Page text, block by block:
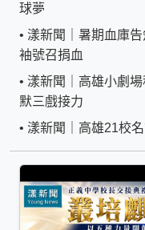
球夢
• 漾新聞｜暑期血庫
袖號召捐血
• 漾新聞｜高雄小劇
默三戲接力
• 漾新聞｜高雄21校